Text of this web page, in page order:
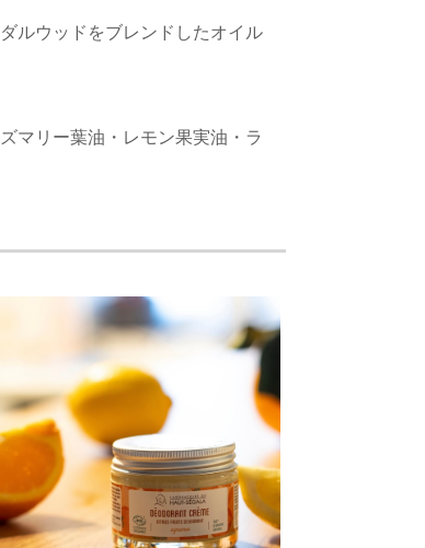
ルウッドをブレンドしたオイル
マリー葉油・レモン果実油・ラ